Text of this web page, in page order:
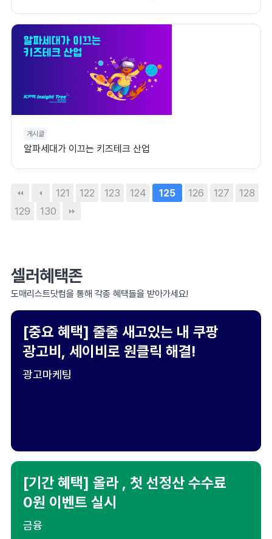
게시글
알파세대가 이끄는 키즈테크 산업
121 122 123 124 125 126 127
128
129
130
셀러혜택존
도매리스트닷컴을 통해 각종 혜택들을 받아가세요!
[중요 혜택] 줄줄 새고있는 내 쿠팡
광고비, 세이비로 원클릭 해결!
광고마케팅
[기간 혜택] 올라 , 첫 선정산 수수료
0원 이벤트 실시
금융